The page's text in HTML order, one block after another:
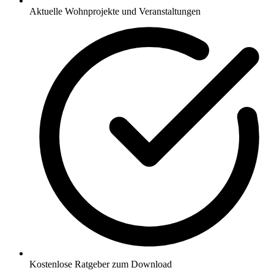
Aktuelle Wohnprojekte und Veranstaltungen
Kostenlose Ratgeber zum Download